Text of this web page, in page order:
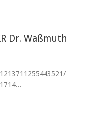
Dr. Waßmuth